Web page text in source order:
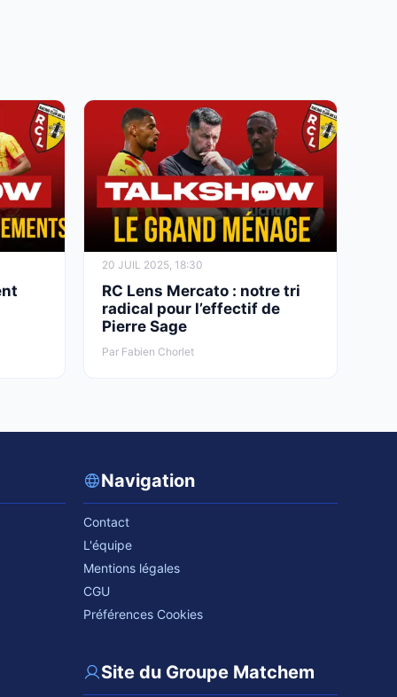
20 JUIL 2025, 18:30
RC Lens Mercato : notre tri
radical pour l’effectif de
Pierre Sage
Par Fabien Chorlet
Navigation
Contact
L'équipe
Mentions légales
CGU
Préférences Cookies
Site du Groupe Matchem